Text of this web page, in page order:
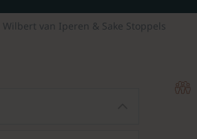
Wilbert van Iperen & Sake Stoppels